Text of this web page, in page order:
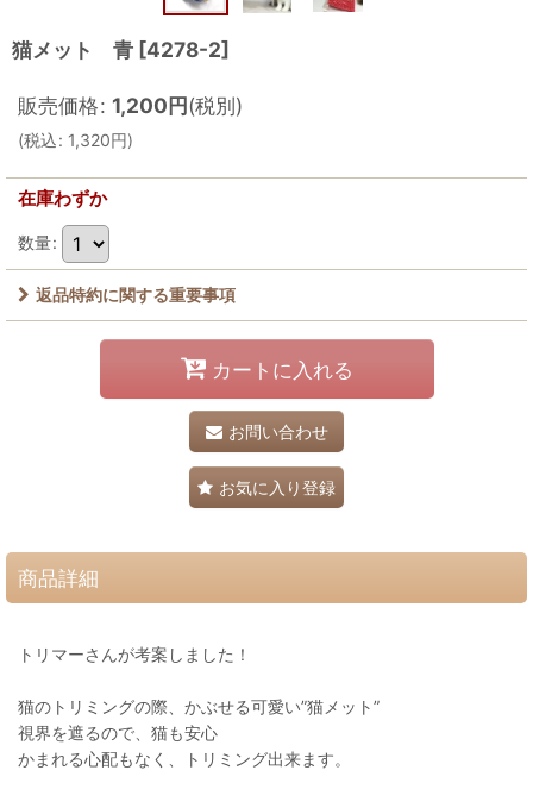
猫メット 青 [4278-2]
販売価格: 1,200円(税別)
(税込: 1,320円)
在庫わずか
数量:
返品特約に関する重要事項
カートに入れる
お問い合わせ
お気に入り登録
商品詳細
トリマーさんが考案しました！
猫のトリミングの際、かぶせる可愛い”猫メット”
視界を遮るので、猫も安心
かまれる心配もなく、トリミング出来ます。